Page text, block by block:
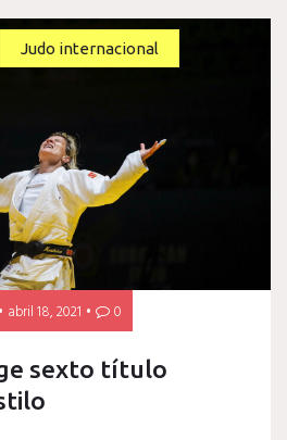
abril 18, 2021 0
Judo internacional
sexto título